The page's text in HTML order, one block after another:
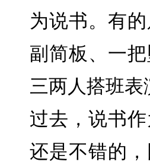
为说书。有
副简板、一
三两人搭班表
过去，说书
还是不错的